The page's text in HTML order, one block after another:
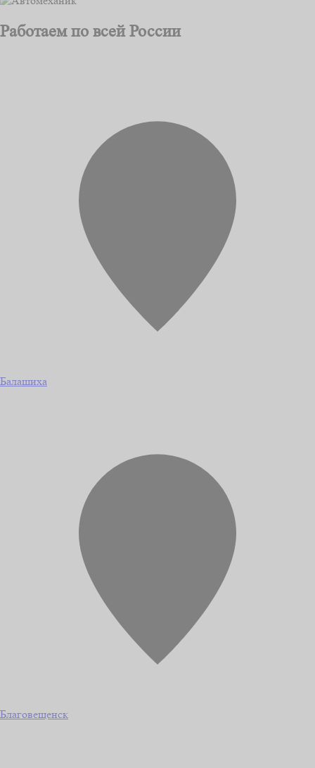
Работаем по всей России
Балашиха
Благовещенск